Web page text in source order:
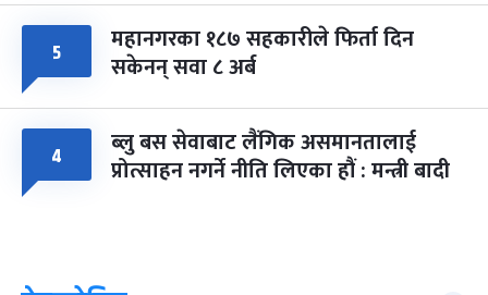
५ महानगरका १८७ सहकारीले फिर्ता दिन
सकेनन् सवा ८ अर्ब
४ ब्लु बस सेवाबाट लैंगिक असमानतालाई
प्रोत्साहन नगर्ने नीति लिएका हौं : मन्त्री बादी